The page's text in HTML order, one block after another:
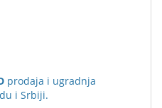
prodaja i ugradnja
i Srbiji.